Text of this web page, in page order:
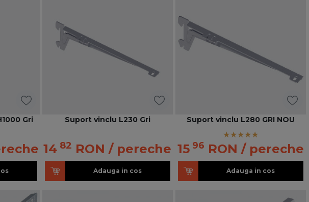
Gri Suport vinclu L230 Gri
14 82 RON / pereche
Adauga in cos
Suport vinclu L280 GRI NOU
15 96 RON / pereche
Adauga in cos